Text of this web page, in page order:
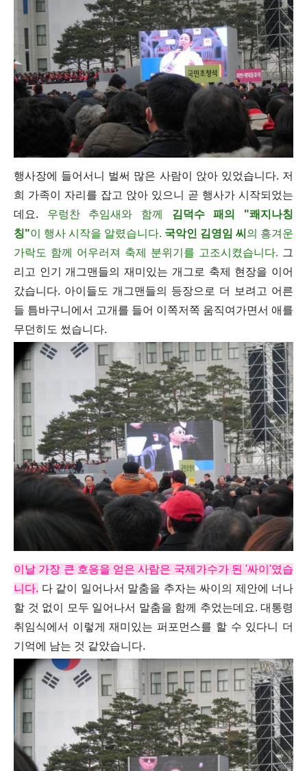
행사장에 들어서니 벌써 많은 사람이 앉아 있었습니다. 저
희 가족이 자리를 잡고 앉아 있으니 곧 행사가 시작되었는
데요. 우렁찬 추임새와 함께 김덕수 패의 "쾌지나칭
칭"이 행사 시작을 알렸습니다. 국악인 김영임 씨 의 흥겨운
가락도 함께 어우러져 축제 분위기를 고조시켰습니다. 그
리고 인기 개그맨들의 재미있는 개그로 축제 현장을 이어
갔습니다. 아이들도 개그맨들의 등장으로 더 보려고 어른
들 틈바구니에서 고개를 들어 이쪽저쪽 움직여가면서 애를
무던히도 썼습니다.
이날 가장 큰 호응을 얻은 사람은 국제가수가 된 '싸이'였습
니다. 다 같이 일어나서 말춤을 추자는 싸이의 제안에 너나
할 것 없이 모두 일어나서 말춤을 함께 추었는데요. 대통령
취임식에서 이렇게 재미있는 퍼포먼스를 할 수 있다니 더
기억에 남는 것 같았습니다.